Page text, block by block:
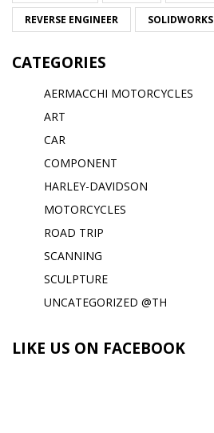
REVERSE ENGINEER SOLIDWORKS
CATEGORIES
AERMACCHI MOTORCYCLES
ART
CAR
COMPONENT
HARLEY-DAVIDSON
MOTORCYCLES
ROAD TRIP
SCANNING
SCULPTURE
UNCATEGORIZED @TH
LIKE US ON FACEBOOK